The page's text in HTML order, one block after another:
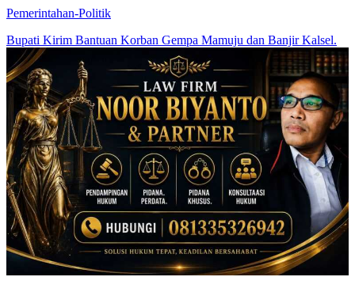
Pemerintahan-Politik
Bupati Kirim Bantuan Korban Gempa Mamuju dan Banjir Kalsel.